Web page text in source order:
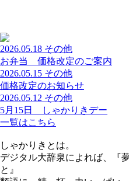
2026.05.18 その他
お弁当 価格改定のご案内
2026.05.15 その他
価格改定のお知らせ
2026.05.12 その他
5月15日 しゃかりきデー
一覧はこちら
しゃかりきとは。
デジタル大辞泉によれば、『
と』